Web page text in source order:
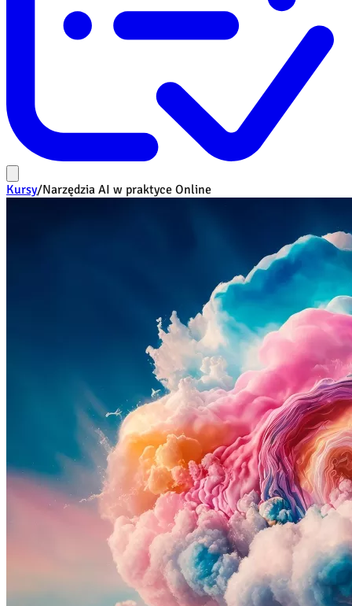
Kursy/Narzędzia AI w praktyce Online